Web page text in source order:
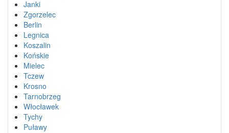
Janki
Zgorzelec
Berlin
Legnica
Koszalin
Końskie
Mielec
Tczew
Krosno
Tarnobrzeg
Włocławek
Tychy
Puławy